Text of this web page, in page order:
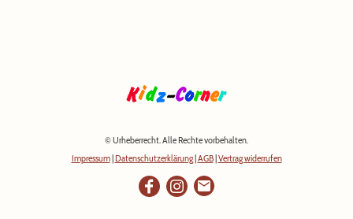
© Urheberrecht. Alle Rechte vorbehalten.
Impressum| Datenschutzerklärung| AGB| Vertrag widerrufen